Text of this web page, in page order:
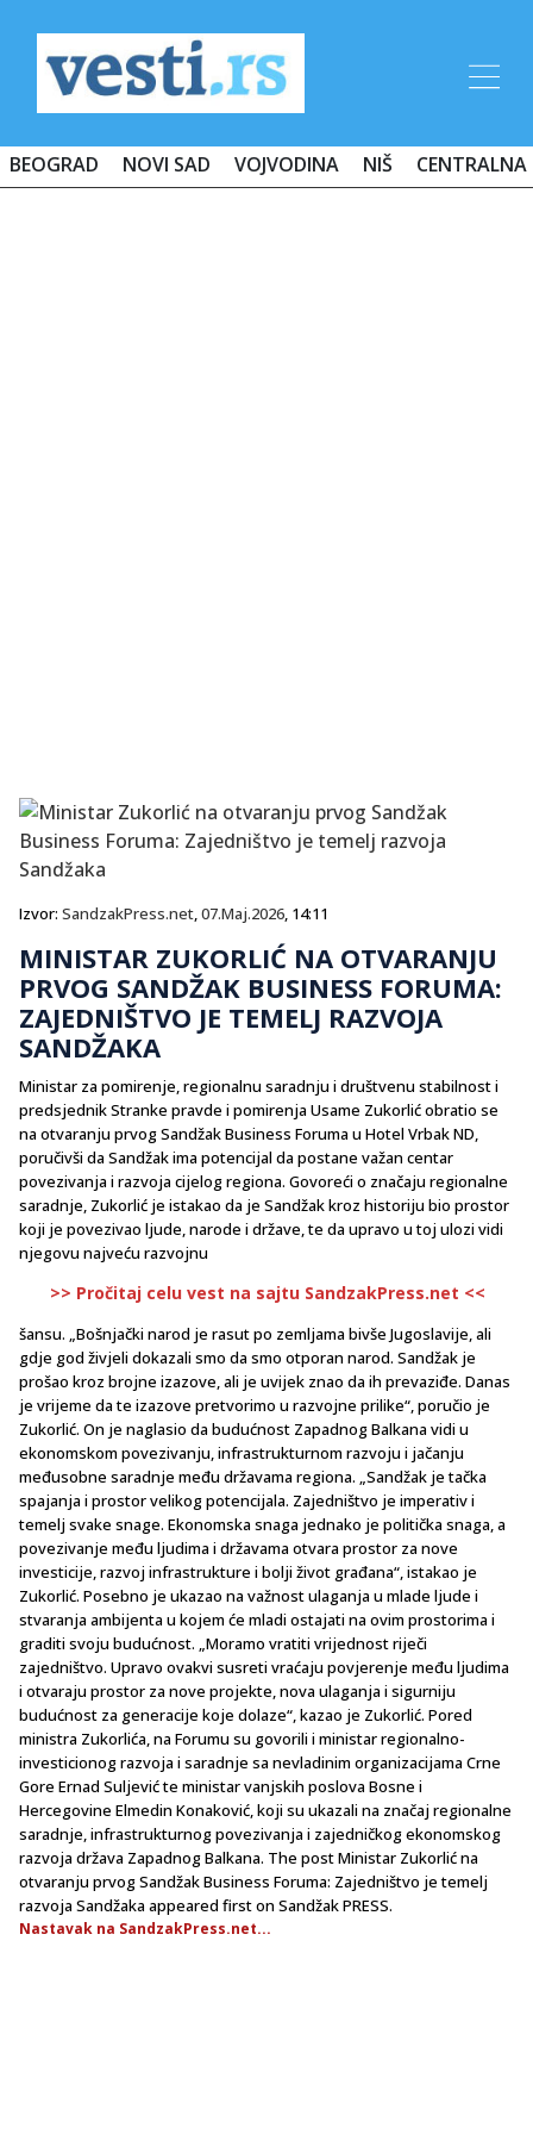
BEOGRAD NOVI SAD VOJVODINA NIŠ CENTRALNA
Izvor: SandzakPress.net,07.Maj.2026, 14:11
MINISTAR ZUKORLIĆ NA OTVARANJU
PRVOG SANDŽAK BUSINESS FORUMA:
ZAJEDNIŠTVO JE TEMELJ RAZVOJA
SANDŽAKA
Ministar za pomirenje, regionalnu saradnju i društvenu stabilnost i
predsjednik Stranke pravde i pomirenja Usame Zukorlić obratio se
na otvaranju prvog Sandžak Business Foruma u Hotel Vrbak ND,
poručivši da Sandžak ima potencijal da postane važan centar
povezivanja i razvoja cijelog regiona. Govoreći o značaju regionalne
saradnje, Zukorlić je istakao da je Sandžak kroz historiju bio prostor
koji je povezivao ljude, narode i države, te da upravo u toj ulozi vidi
njegovu najveću razvojnu
>> Pročitaj celu vest na sajtu SandzakPress.net <<
šansu. „Bošnjački narod je rasut po zemljama bivše Jugoslavije, ali
gdje god živjeli dokazali smo da smo otporan narod. Sandžak je
prošao kroz brojne izazove, ali je uvijek znao da ih prevaziđe. Danas
je vrijeme da te izazove pretvorimo u razvojne prilike“, poručio je
Zukorlić. On je naglasio da budućnost Zapadnog Balkana vidi u
ekonomskom povezivanju, infrastrukturnom razvoju i jačanju
međusobne saradnje među državama regiona. „Sandžak je tačka
spajanja i prostor velikog potencijala. Zajedništvo je imperativ i
temelj svake snage. Ekonomska snaga jednako je politička snaga, a
povezivanje među ljudima i državama otvara prostor za nove
investicije, razvoj infrastrukture i bolji život građana“, istakao je
Zukorlić. Posebno je ukazao na važnost ulaganja u mlade ljude i
stvaranja ambijenta u kojem će mladi ostajati na ovim prostorima i
graditi svoju budućnost. „Moramo vratiti vrijednost riječi
zajedništvo. Upravo ovakvi susreti vraćaju povjerenje među ljudima
i otvaraju prostor za nove projekte, nova ulaganja i sigurniju
budućnost za generacije koje dolaze“, kazao je Zukorlić. Pored
ministra Zukorlića, na Forumu su govorili i ministar regionalno-
investicionog razvoja i saradnje sa nevladinim organizacijama Crne
Gore Ernad Suljević te ministar vanjskih poslova Bosne i
Hercegovine Elmedin Konaković, koji su ukazali na značaj regionalne
saradnje, infrastrukturnog povezivanja i zajedničkog ekonomskog
razvoja država Zapadnog Balkana. The post Ministar Zukorlić na
otvaranju prvog Sandžak Business Foruma: Zajedništvo je temelj
razvoja Sandžaka appeared first on Sandžak PRESS.
Nastavak na SandzakPress.net...